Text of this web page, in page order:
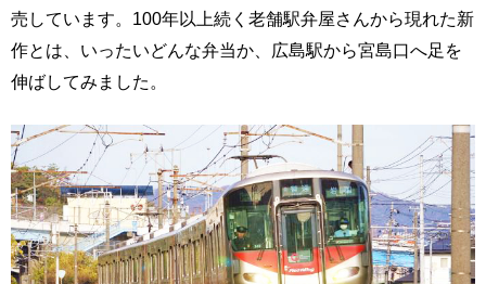
売しています。100年以上続く老舗駅弁屋さんから現れた新
作とは、いったいどんな弁当か、広島駅から宮島口へ足を
伸ばしてみました。